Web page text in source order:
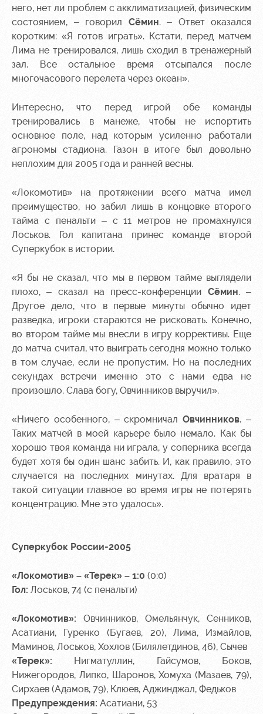
него, нет ли проблем с акклиматизацией, физическим
состоянием, – говорил Сёмин. – Ответ оказался
коротким: «Я готов играть». Кстати, перед матчем
Лима не тренировался, лишь сходил в тренажерный
зал. Все остальное время отсыпался после
многочасового перелета через океан».
Интересно, что перед игрой обе команды
тренировались в манеже, чтобы не испортить
основное поле, над которым усиленно работали
агрономы стадиона. Газон в итоге был довольно
неплохим для 2005 года и ранней весны.
«Локомотив» на протяжении всего матча имел
преимущество, но забил лишь в концовке второго
тайма с пенальти – с 11 метров не промахнулся
Лоськов. Гол капитана принес команде второй
Суперкубок в истории.
«Я бы не сказал, что мы в первом тайме выглядели
плохо, – сказал на пресс-конференции Сёмин. –
Другое дело, что в первые минуты обычно идет
разведка, игроки стараются не рисковать. Конечно,
во втором тайме мы внесли в игру коррективы. Еще
до матча считал, что выиграть сегодня можно только
в том случае, если не пропустим. Но на последних
секундах встречи именно это с нами едва не
произошло. Слава богу, Овчинников выручил».
«Ничего особенного, – скромничалОвчинников. –
Таких матчей в моей карьере было немало. Как бы
хорошо твоя команда ни играла, у соперника всегда
будет хотя бы один шанс забить. И, как правило, это
случается на последних минутах. Для вратаря в
такой ситуации главное во время игры не потерять
концентрацию. Мне это удалось».
Суперкубок России-2005
«Локомотив» – «Терек» – 1:0 (0:0)
Гол: Лоськов, 74 (с пенальти)
«Локомотив»: Овчинников, Омельянчук, Сенников,
Асатиани, Гуренко (Бугаев, 20), Лима, Измайлов,
Маминов, Лоськов, Хохлов (Билялетдинов, 46), Сычев
«Терек»: Нигматуллин, Гайсумов, Боков,
Нижегородов, Липко, Шаронов, Хомуха (Мазаев, 79),
Сирхаев (Адамов, 79), Клюев, Аджинджал, Федьков
Предупреждения: Асатиани, 53